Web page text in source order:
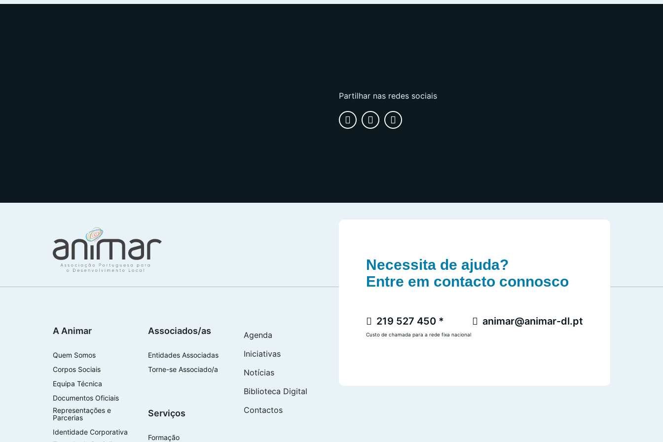
Partilhar nas redes sociais
A Animar
Quem Somos
Corpos Sociais
Equipa Técnica
Documentos Oficiais
Representações e
Parcerias
Identidade Corporativa
Associados/as
Entidades Associadas
Torne-se Associado/a
Serviços
Formação
Agenda
Iniciativas
Notícias
Biblioteca Digital
Contactos
Necessita de ajuda?
Entre em contacto connosco
219 527 450 * animar@animar-dl.pt
Custo de chamada para a rede fixa nacional